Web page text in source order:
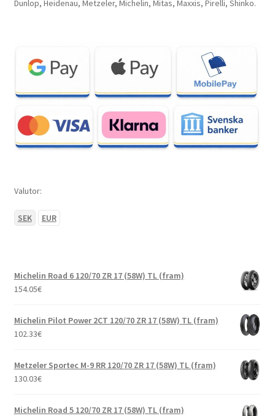
Dunlop, Heidenau, Metzeler, Michelin, Mitas, Maxxis, Pirelli, Shinko.
Valutor:
SEK EUR
Michelin Road 6 120/70 ZR 17 (58W) TL (fram)
154.05€
Michelin Pilot Power 2CT 120/70 ZR 17 (58W) TL (fram)
102.33€
Metzeler Sportec M-9 RR 120/70 ZR 17 (58W) TL (fram)
130.03€
Michelin Road 5 120/70 ZR 17 (58W) TL (fram)